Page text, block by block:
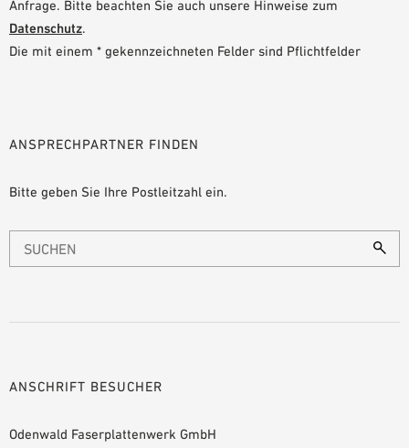
Anfrage. Bitte beachten Sie auch unsere Hinweise zum
Datenschutz.
Die mit einem * gekennzeichneten Felder sind Pflichtfelder
ANSPRECHPARTNER FINDEN
Bitte geben Sie Ihre Postleitzahl ein.
ANSCHRIFT BESUCHER
Odenwald Faserplattenwerk GmbH